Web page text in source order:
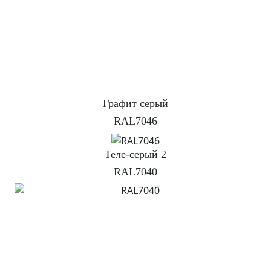
Графит серый
RAL7046
Теле-серый 2
RAL7040